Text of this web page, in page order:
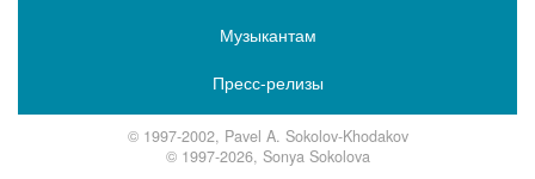
Музыкантам
Пресс-релизы
© 1997-2002, Pavel A. Sokolov-Khodakov
© 1997-2026, Sonya Sokolova